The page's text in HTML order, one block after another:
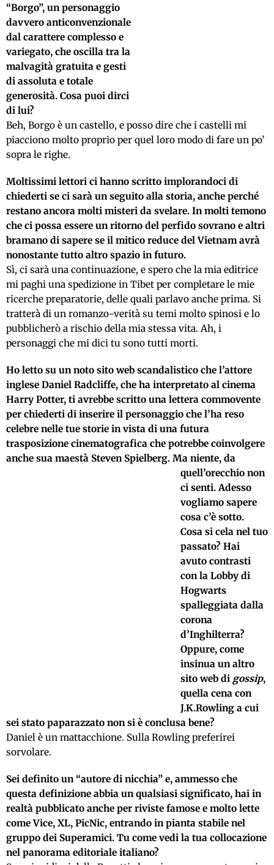
“Borgo”, un personaggio
davvero anticonvenzionale
dal carattere complesso e
variegato, che oscilla tra la
malvagità gratuita e gesti
di assoluta e totale
generosità. Cosa puoi dirci
di lui?
Beh, Borgo è un castello, e posso dire che i castelli mi
piacciono molto proprio per quel loro modo di fare un po’
sopra le righe.
Moltissimi lettori ci hanno scritto implorandoci di
chiederti se ci sarà un seguito alla storia, anche perché
restano ancora molti misteri da svelare. In molti temono
che ci possa essere un ritorno del perfido sovrano e altri
bramano di sapere se il mitico reduce del Vietnam avrà
nonostante tutto altro spazio in futuro.
Sì, ci sarà una continuazione, e spero che la mia editrice
mi paghi una spedizione in Tibet per completare le mie
ricerche preparatorie, delle quali parlavo anche prima. Si
tratterà di un romanzo-verità su temi molto spinosi e lo
pubblicherò a rischio della mia stessa vita. Ah, i
personaggi che mi dici tu sono tutti morti.
Ho letto su un noto sito web scandalistico che l’attore
inglese Daniel Radcliffe, che ha interpretato al cinema
Harry Potter, ti avrebbe scritto una lettera commovente
per chiederti di inserire il personaggio che l’ha reso
celebre nelle tue storie in vista di una futura
trasposizione cinematografica che potrebbe coinvolgere
anche sua maestà Steven Spielberg. Ma niente, da
quell’orecchio non
ci senti. Adesso
vogliamo sapere
cosa c’è sotto.
Cosa si cela nel tuo
passato? Hai
avuto contrasti
con la Lobby di
Hogwarts
spalleggiata dalla
corona
d’Inghilterra?
Oppure, come
insinua un altro
sito web di gossip,
quella cena con
J.K.Rowling a cui
sei stato paparazzato non si è conclusa bene?
Daniel è un mattacchione. Sulla Rowling preferirei
sorvolare.
Sei definito un “autore di nicchia” e, ammesso che
questa definizione abbia un qualsiasi significato, hai in
realtà pubblicato anche per riviste famose e molto lette
come Vice, XL, PicNic, entrando in pianta stabile nel
gruppo dei Superamici. Tu come vedi la tua collocazione
nel panorama editoriale italiano?